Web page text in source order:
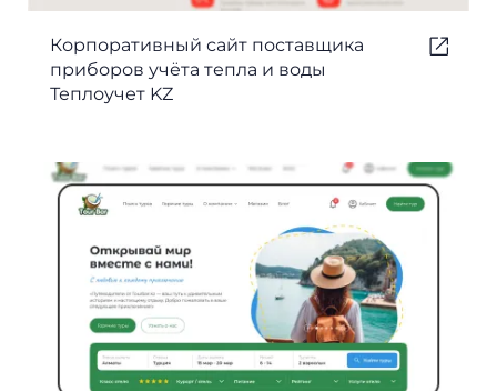
Корпоративный сайт поставщика
приборов учёта тепла и воды
Теплоучет KZ